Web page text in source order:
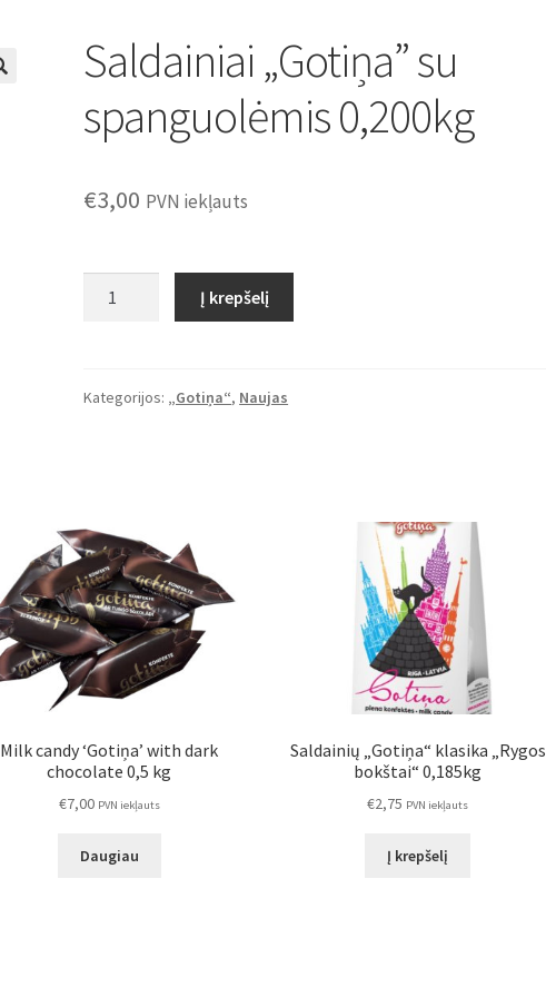
Saldainiai „Gotiņa” su
spanguolėmis 0,200kg
€3,00 PVN iekļauts
su
Į krepšelį
Kategorijos: „Gotiņa“, Naujas
Milk candy ‘Gotiņa’ with dark
chocolate 0,5 kg
€7,00 PVN iekļauts
Daugiau
Saldainių „Gotiņa“ klasika „Rygos
bokštai“ 0,185kg
€2,75 PVN iekļauts
Į krepšelį